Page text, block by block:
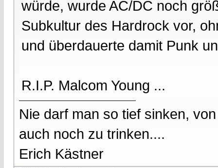
würde, wurde AC/DC noch
Subkultur des Hardrock vor,
und überdauerte damit Punk
R.I.P. Malcom Young ...
Nie darf man so tief sinken,
auch noch zu trinken....
Erich Kästner